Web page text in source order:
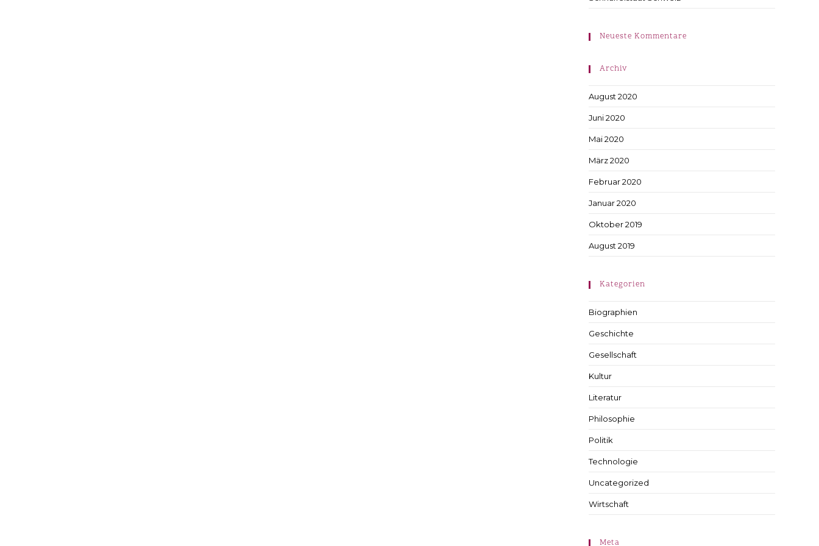
Neueste Kommentare
Archiv
August 2020
Juni 2020
Mai 2020
März 2020
Februar 2020
Januar 2020
Oktober 2019
August 2019
Kategorien
Biographien
Geschichte
Gesellschaft
Kultur
Literatur
Philosophie
Politik
Technologie
Uncategorized
Wirtschaft
Meta